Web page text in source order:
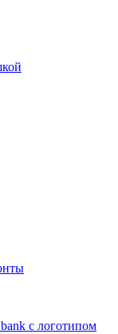
с логотипом